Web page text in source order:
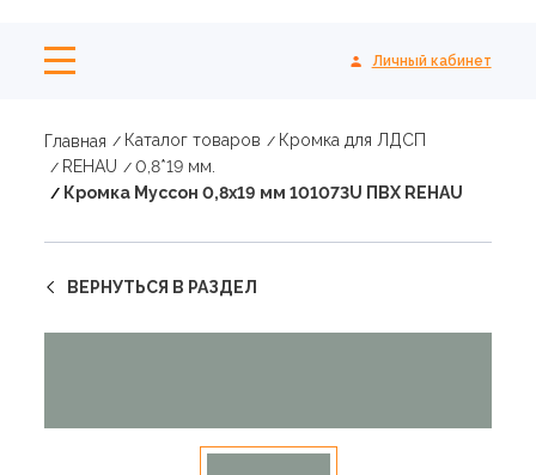
Личный кабинет
Главная Каталог товаров
Кромка для ЛДСП
REHAU
0,8*19 мм.
Кромка Муссон 0,8х19 мм 101073U ПВХ REHAU
ВЕРНУТЬСЯ В РАЗДЕЛ